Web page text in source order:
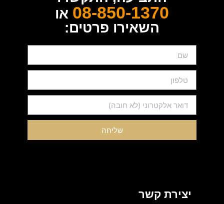
08-850-1370 או
השאירו פרטים:
שליחה
יצירת קשר